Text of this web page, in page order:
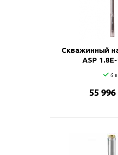
Джилекс
Скважинный
ASP
6
55 996